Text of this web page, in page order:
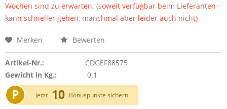
Wochen sind zu erwarten. (soweit verfügbar beim Lieferanten -
kann schneller gehen, manchmal aber leider auch nicht)
Merken Bewerten
Artikel-Nr.:
CDGEF88575
Gewicht in Kg.:
0.1
P Jetzt 10 Bonuspunkte sichern